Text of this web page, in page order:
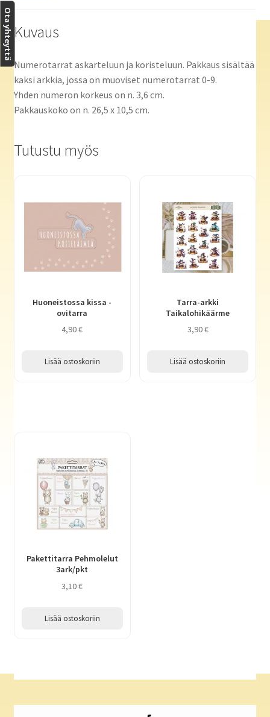
Kuvaus
Numerotarrat askarteluun ja koristeluun. Pakkaus sisältää
kaksi arkkia, jossa on muoviset numerotarrat 0-9.
Yhden numeron korkeus on n. 3,6 cm.
Pakkauskoko on n. 26,5 x 10,5 cm.
Tutustu myös
Huoneistossa kissa -
ovitarra
4,90€
Lisää ostoskoriin
Tarra-arkki
Taikalohikäärme
3,90€
Lisää ostoskoriin
Pakettitarra Pehmolelut
3ark/pkt
3,10€
Lisää ostoskoriin
Ota yhteyttä